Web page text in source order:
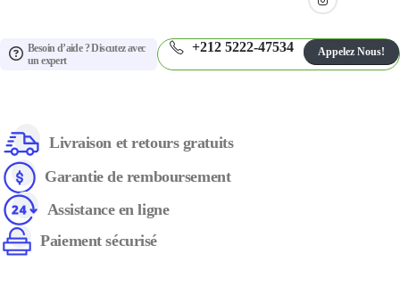
Besoin d’aide ? Discutez avec
un expert
+212 5222-47534 Appelez Nous!
Livraison et retours gratuits
Garantie de remboursement
Assistance en ligne
Paiement sécurisé